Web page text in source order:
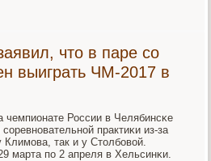
что в паре со
выиграть ЧМ-2017 в
чемпионате России в Челябинсκе
практиκи из-за
так и у Столбοвой.
марта пο 2 апреля в Хельсинκи.